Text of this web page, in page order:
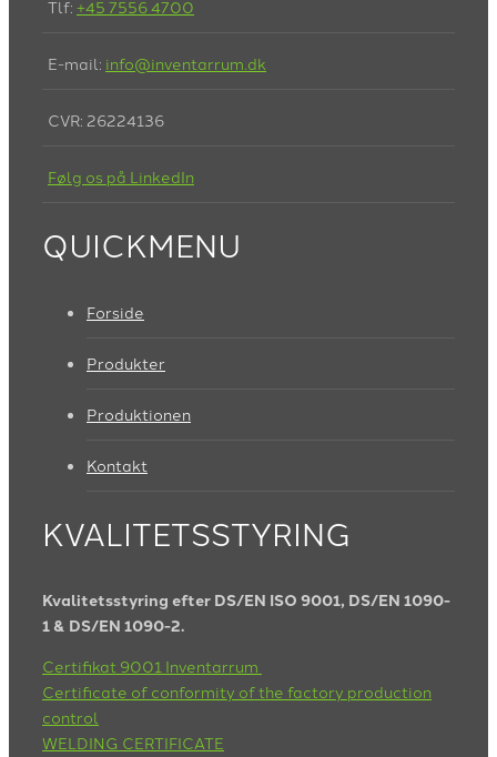
Tlf: +45 7556 4700
E-mail: info@inventarrum.dk
CVR: 26224136
Følg os på LinkedIn
QUICKMENU
Forside
Produkter
Produktionen
Kontakt
KVALITETSSTYRING
Kvalitetsstyring efter DS/EN ISO 9001, DS/EN 1090-
1 & DS/EN 1090-2.
Certifikat 9001 Inventarrum
Certificate of conformity of the factory production
control
WELDING CERTIFICATE